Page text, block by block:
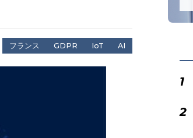
フランス GDPR IoT AI
1
2